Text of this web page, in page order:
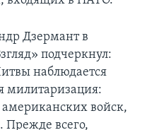
Дзермант в
подчеркнул:
наблюдается
милитаризация:
американских войск,
Прежде всего,